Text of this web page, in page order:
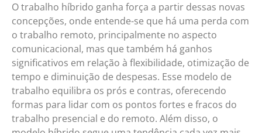
O trabalho híbrido ganha força a partir dessas novas
concepções, onde entende-se que há uma perda com
o trabalho remoto, principalmente no aspecto
comunicacional, mas que também há ganhos
significativos em relação à flexibilidade, otimização de
tempo e diminuição de despesas. Esse modelo de
trabalho equilibra os prós e contras, oferecendo
formas para lidar com os pontos fortes e fracos do
trabalho presencial e do remoto. Além disso, o